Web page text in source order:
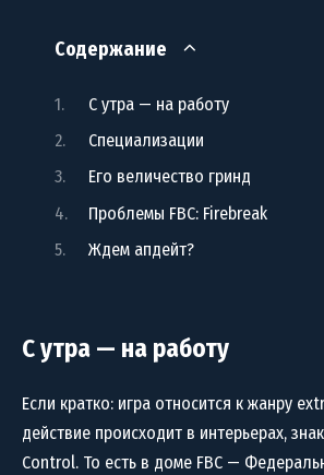
Содержание
С утра — на работу
Специализации
Его величество гринд
Проблемы FBC: Firebreak
Ждем апдейт?
С утра — на работу
Если кратко: игра относится к жанру
действие происходит в интерьерах,
Control. То есть в доме FBC —